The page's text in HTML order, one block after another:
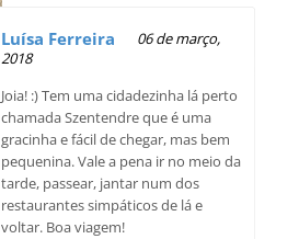
Luísa Ferreira
06 de março,
2018
Joia! :) Tem uma cidadezinha lá perto
chamada Szentendre que é uma
gracinha e fácil de chegar, mas bem
pequenina. Vale a pena ir no meio da
tarde, passear, jantar num dos
restaurantes simpáticos de lá e
voltar. Boa viagem!